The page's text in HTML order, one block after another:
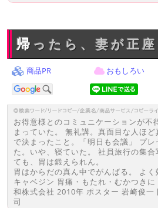
帰ったら、妻が正
商品PR おもしろい
お得意様とのコミュニケーションが不
まっていた。 無礼講。真面目な人ほ
で決まったこと。「明日も会議」 プ
た。いや、寝ていた。 社員旅行の集
ても、胃は鍛えられん。
胃はからだの真ん中でがんばる。 よ
キャベジン 胃痛・もたれ・むかつき
和株式会社 2010年 ポスター 岩崎俊一
司